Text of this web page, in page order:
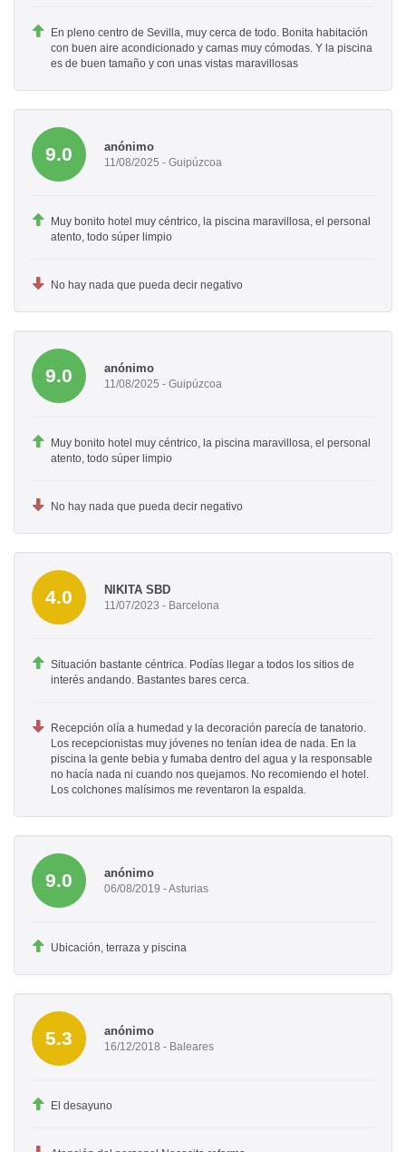
En pleno centro de Sevilla, muy cerca de todo. Bonita habitación
con buen aire acondicionado y camas muy cómodas. Y la piscina
es de buen tamaño y con unas vistas maravillosas
9.0 anónimo
11/08/2025 - Guipúzcoa
Muy bonito hotel muy céntrico, la piscina maravillosa, el personal
atento, todo súper limpio
No hay nada que pueda decir negativo
9.0 anónimo
11/08/2025 - Guipúzcoa
Muy bonito hotel muy céntrico, la piscina maravillosa, el personal
atento, todo súper limpio
No hay nada que pueda decir negativo
4.0 NIKITA SBD
11/07/2023 - Barcelona
Situación bastante céntrica. Podías llegar a todos los sitios de
interés andando. Bastantes bares cerca.
Recepción olía a humedad y la decoración parecía de tanatorio.
Los recepcionistas muy jóvenes no tenían idea de nada. En la
piscina la gente bebia y fumaba dentro del agua y la responsable
no hacía nada ni cuando nos quejamos. No recomiendo el hotel.
Los colchones malísimos me reventaron la espalda.
9.0 anónimo
06/08/2019 - Asturias
Ubicación, terraza y piscina
5.3 anónimo
16/12/2018 - Baleares
El desayuno